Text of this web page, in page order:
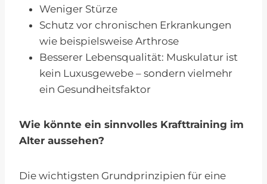
Weniger Stürze
Schutz vor chronischen Erkrankungen
wie beispielsweise Arthrose
Besserer Lebensqualität: Muskulatur ist
kein Luxusgewebe – sondern vielmehr
ein Gesundheitsfaktor
Wie könnte ein sinnvolles Krafttraining im
Alter aussehen?
Die wichtigsten Grundprinzipien für eine